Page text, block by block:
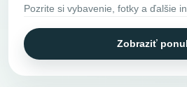
Pozrite si vybavenie, fotky a ďalšie
Zobraziť